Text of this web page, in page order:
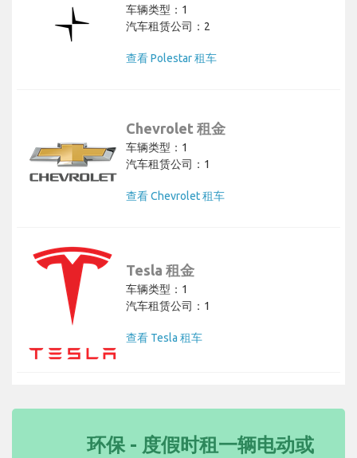
车辆类型：1
汽车租赁公司：2
查看 Polestar 租车
Chevrolet 租金
车辆类型：1
汽车租赁公司：1
查看 Chevrolet 租车
Tesla 租金
车辆类型：1
汽车租赁公司：1
查看 Tesla 租车
环保 - 度假时租一辆电动或